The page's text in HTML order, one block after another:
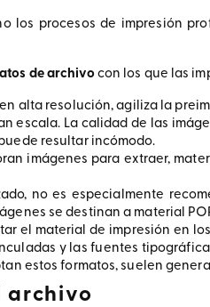
los procesos de impresión
de archivocon los que las
alta resolución, agiliza la
escala. La calidad de las
resultar incómodo.
imágenes para extraer,
no es especialmente
se destinan a material
el material de impresión en
y las fuentes
estos formatos, suelen
archivo